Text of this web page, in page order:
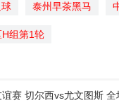
球 泰州早茶黑马
组第1轮
赛 切尔西vs尤文图斯 全